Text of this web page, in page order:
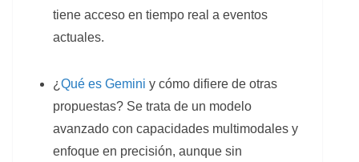
tiene acceso en tiempo real a eventos
actuales.
¿ Qué es Gemini y cómo difiere de otras
propuestas? Se trata de un modelo
avanzado con capacidades multimodales y
enfoque en precisión, aunque sin